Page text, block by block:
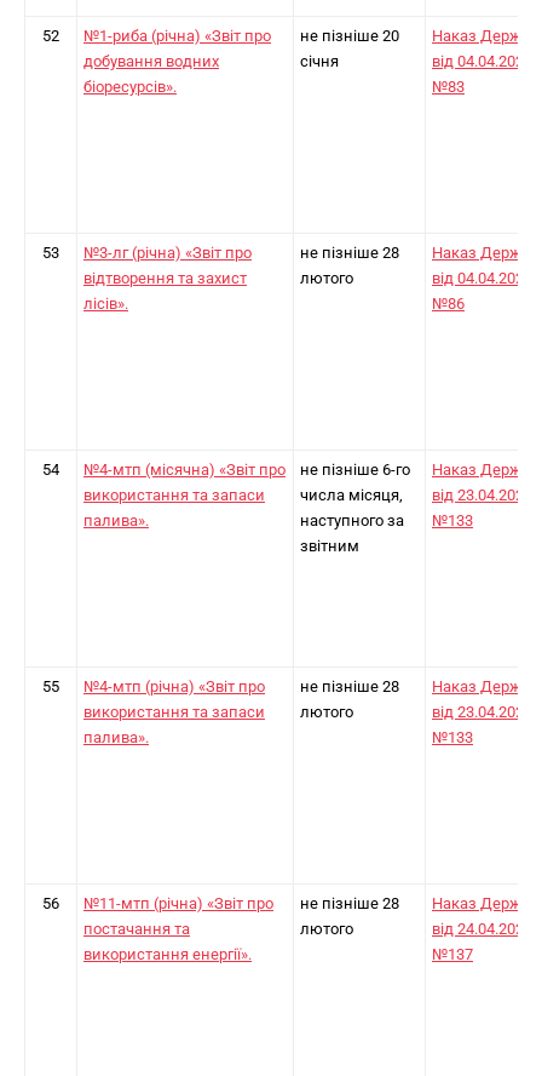
52
№1-риба (річна) «Звіт про
добування водних
біоресурсів».
не пізніше 20
січня
Наказ
від 04.04.2024
№83
53
№3-лг (річна) «Звіт про
відтворення та захист
лісів».
не пізніше 28
лютого
Наказ
від 04.04.2024
№86
54
№4-мтп (місячна) «Звіт про
використання та запаси
палива».
не пізніше 6-го
числа місяця,
наступного за
звітним
Наказ
від 23.04.2024
№133
55
№4-мтп (річна) «Звіт про
використання та запаси
палива».
не пізніше 28
лютого
Наказ
від 23.04.2024
№133
56
№11-мтп (річна) «Звіт про
постачання та
використання енергії».
не пізніше 28
лютого
Наказ
від 24.04.2024
№137